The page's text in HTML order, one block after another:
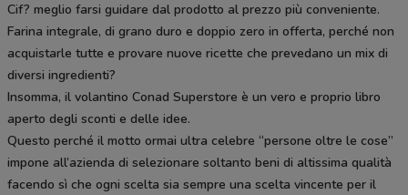
Cif? meglio farsi guidare dal prodotto al prezzo più conveniente.
Farina integrale, di grano duro e doppio zero in offerta, perché non
acquistarle tutte e provare nuove ricette che prevedano un mix di
diversi ingredienti?
Insomma, il volantino Conad Superstore è un vero e proprio libro
aperto degli sconti e delle idee.
Questo perché il motto ormai ultra celebre “persone oltre le cose”
impone all’azienda di selezionare soltanto beni di altissima qualità
facendo sì che ogni scelta sia sempre una scelta vincente per il